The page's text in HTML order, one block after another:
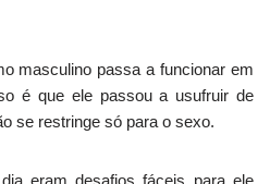
masculino passa a funcionar em
é que ele passou a usufruir de
se restringe só para o sexo.